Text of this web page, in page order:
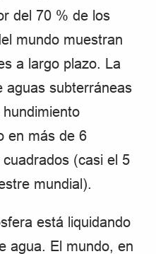
del 70 % de los
mundo muestran
a largo plazo. La
aguas subterráneas
en más de 6
(casi el 5
mundial).
está liquidando
agua. El mundo, en